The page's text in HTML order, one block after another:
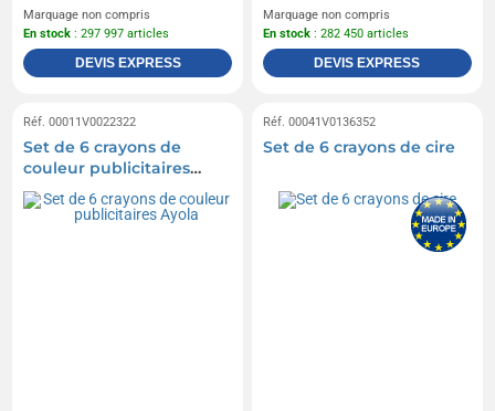
Marquage non compris
En stock : 297 997 articles
DEVIS EXPRESS
Marquage non compris
En stock : 282 450 articles
DEVIS EXPRESS
Réf. 00011V0022322
Set de 6 crayons de
couleur publicitaires
Ayola
Réf. 00041V0136352
Set de 6 crayons de cire